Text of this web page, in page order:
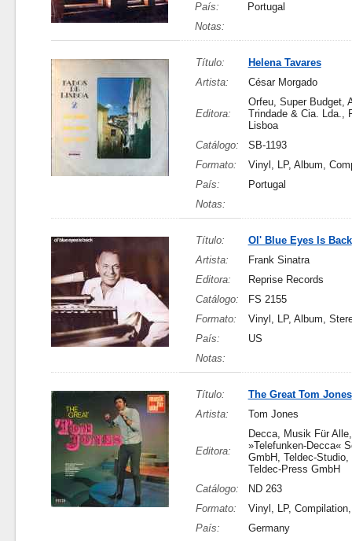
País:
Portugal
Notas:
Título:
Helena Tavares
Artista:
César Morgado
Editora:
Orfeu, Super Budget,
Trindade & Cia. Lda.,
Lisboa
Catálogo:
SB-1193
Formato:
Vinyl, LP, Album,
País:
Portugal
Notas:
Título:
Ol' Blue Eyes Is Back
Artista:
Frank Sinatra
Editora:
Reprise Records
Catálogo:
FS 2155
Formato:
Vinyl, LP, Album,
País:
US
Notas:
Título:
The Great Tom Jones
Artista:
Tom Jones
Editora:
Decca, Musik Für
»Telefunken-Decca«
GmbH, Teldec-Studio,
Teldec-Press GmbH
Catálogo:
ND 263
Formato:
Vinyl, LP,
País:
Germany